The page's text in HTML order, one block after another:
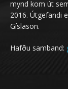
mynd kom út
2016. Útgefandi
Gíslason.
Hafðu samband: